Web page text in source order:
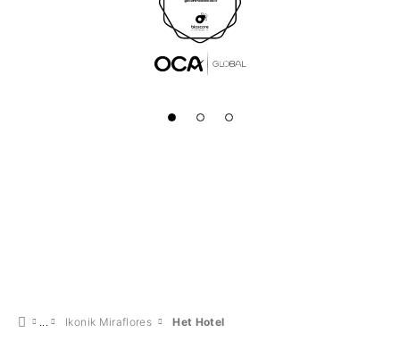
Ikonik Miraflores Het Hotel